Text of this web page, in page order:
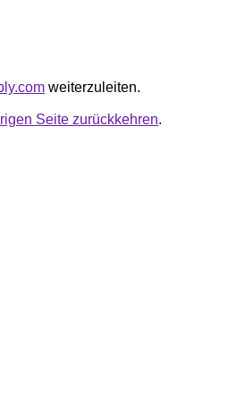
weiterzuleiten.
Seite zurückkehren.